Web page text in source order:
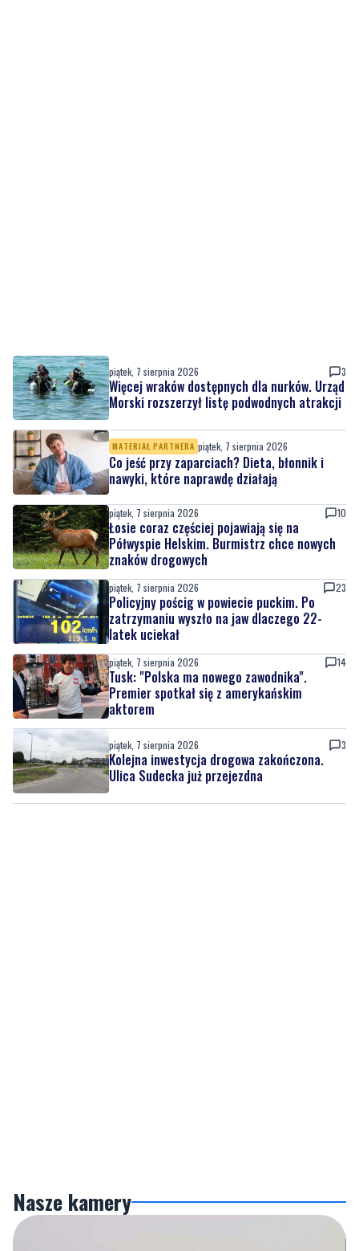
piątek, 7 sierpnia 2026 3
Więcej wraków dostępnych dla nurków. Urząd
Morski rozszerzył listę podwodnych atrakcji
MATERIAŁ PARTNERA piątek, 7 sierpnia 2026
Co jeść przy zaparciach? Dieta, błonnik i
nawyki, które naprawdę działają
piątek, 7 sierpnia 2026 10
Łosie coraz częściej pojawiają się na
Półwyspie Helskim. Burmistrz chce nowych
znaków drogowych
piątek, 7 sierpnia 2026 23
Policyjny pościg w powiecie puckim. Po
zatrzymaniu wyszło na jaw dlaczego 22-
latek uciekał
piątek, 7 sierpnia 2026 14
Tusk: "Polska ma nowego zawodnika".
Premier spotkał się z amerykańskim
aktorem
piątek, 7 sierpnia 2026 3
Kolejna inwestycja drogowa zakończona.
Ulica Sudecka już przejezdna
Nasze kamery